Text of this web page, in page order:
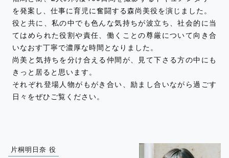
を発案し、仕事に育児に奮闘する森尚美役を演じました。
役と共に、私の中でも色んな気持ちが波立ち、社会的に当
てはめられた役割や責任、働くことの尊厳について向き合
いなおす丁寧で濃厚な時間となりました。
尚美と気持ちを分け合える仲間が、見て下さる方の中にも
きっと居ると思います。
それぞれ登場人物がもがき合い、励まし合いながら過ごす
日々をぜひご覧ください。
片桐明日奈 役